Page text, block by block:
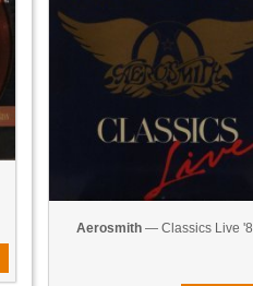
Aerosmith — Classics Live